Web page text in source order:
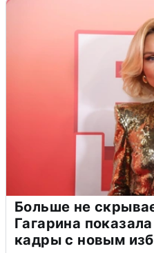
Больше не
Гагарина
кадры с новым